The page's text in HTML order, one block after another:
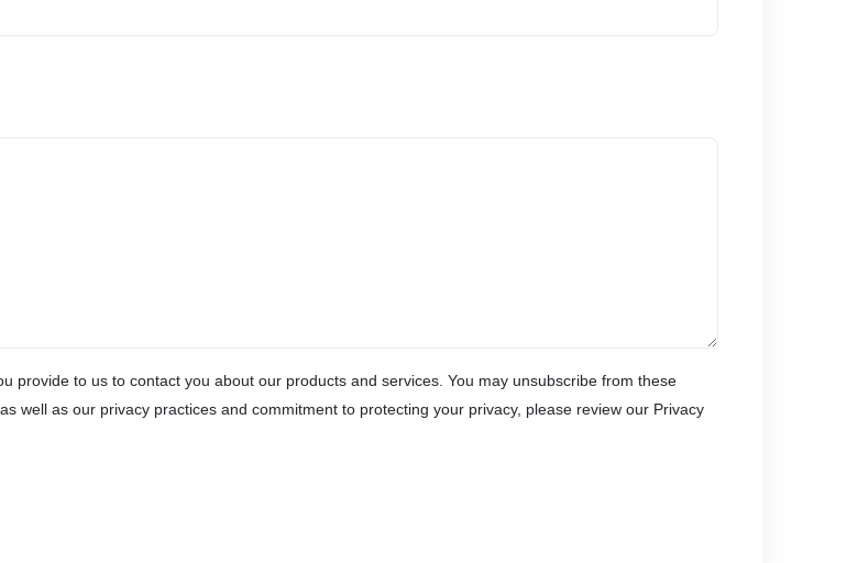
provide to us to contact you about our products and services. You may unsubscribe from these
well as our privacy practices and commitment to protecting your privacy, please review our Privacy